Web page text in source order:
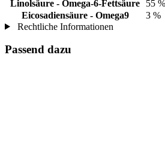
Linolsäure - Omega-6-Fettsäure
55 %
Eicosadiensäure - Omega9
3 %
Rechtliche Informationen
Passend dazu